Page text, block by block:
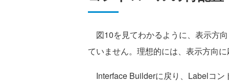
図10を見てわかるように、表示方
ていません。理想的には、表示方向
Interface Builderに戻り、Labelコ